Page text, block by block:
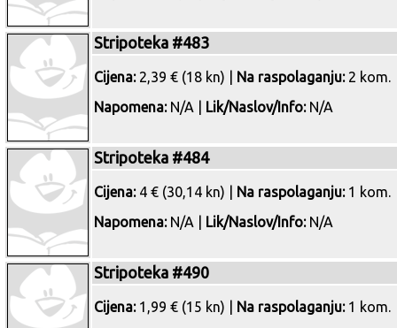
Stripoteka #483
Cijena:2,39 € (18 kn) | Na raspolaganju:2 kom.
Napomena:N/A | Lik/Naslov/Info:N/A
Stripoteka #484
Cijena:4 € (30,14 kn) | Na raspolaganju:1 kom.
Napomena:N/A | Lik/Naslov/Info:N/A
Stripoteka #490
Cijena:1,99 € (15 kn) | Na raspolaganju:1 kom.